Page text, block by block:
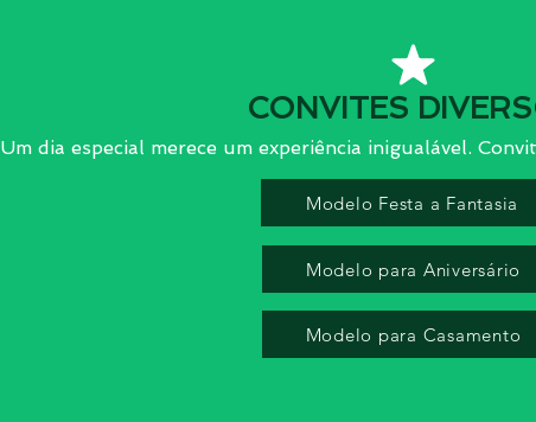
CONVITES
Um dia especial merece um experiência inigualável.
Modelo Festa a Fantasia
Modelo para Aniversário
Modelo para Casamento